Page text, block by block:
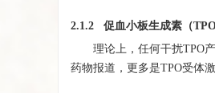
2.1.2 促血小板生成素（
理论上，任何干扰TPO
药物报道，更多是TPO受体